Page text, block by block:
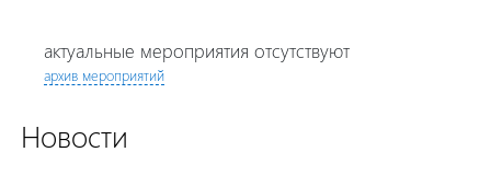
актуальные мероприятия отсутствуют
архив мероприятий
Новости